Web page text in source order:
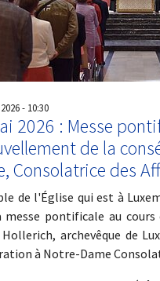
- 10:30
2026 : Messe
de la
Consolatrice des
de l'Église qui est à
messe pontificale au
Hollerich, archevêque de
à Notre-Dame